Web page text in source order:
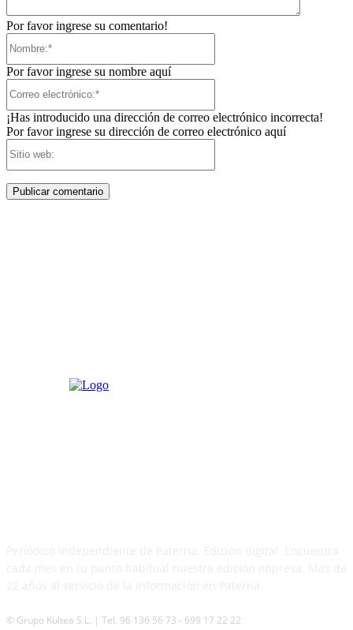
Por favor ingrese su comentario!
Por favor ingrese su nombre aquí
¡Has introducido una dirección de correo electrónico incorrecta!
Por favor ingrese su dirección de correo electrónico aquí
© Grupo Kultea S.L. | Tel. 96 136 56 73 - 699 17 22 22